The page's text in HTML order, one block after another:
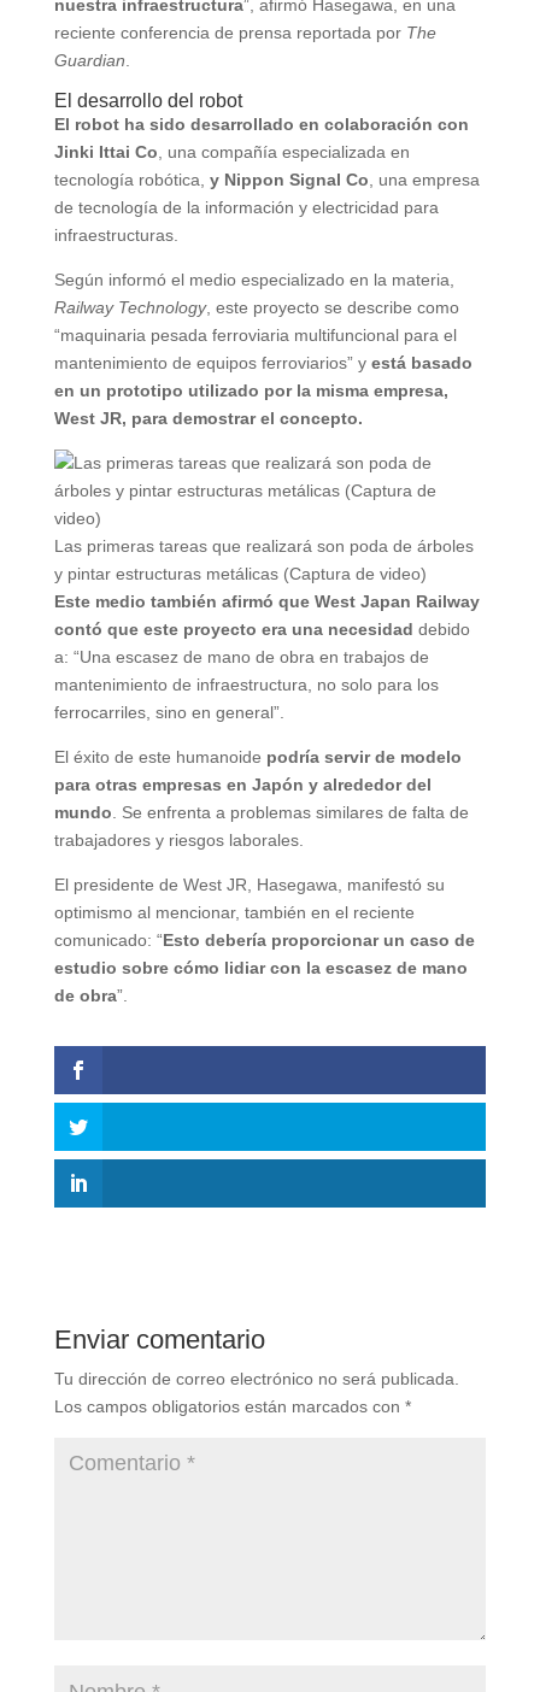
nuestra infraestructura”, afirmó Hasegawa, en una
reciente conferencia de prensa reportada por The
Guardian
El desarrollo del robot
El robot ha sido desarrollado en colaboración con
Jinki Ittai Co , una compañía especializada en
tecnología robótica, y Nippon Signal Co , una empresa
de tecnología de la información y electricidad para
infraestructuras.
Según informó el medio especializado en la materia,
Railway Technology, este proyecto se describe como
“maquinaria pesada ferroviaria multifuncional para el
mantenimiento de equipos ferroviarios” y está basado
en un prototipo utilizado por la misma empresa,
West JR, para demostrar el concepto.
Las primeras tareas que realizará son poda de árboles
y pintar estructuras metálicas (Captura de video)
Este medio también afirmó que West Japan Railway
contó que este proyecto era una necesidad debido
a: “Una escasez de mano de obra en trabajos de
mantenimiento de infraestructura, no solo para los
ferrocarriles, sino en general”.
El éxito de este humanoide podría servir de modelo
para otras empresas en Japón y alrededor del
mundo . Se enfrenta a problemas similares de falta de
trabajadores y riesgos laborales.
El presidente de West JR, Hasegawa, manifestó su
optimismo al mencionar, también en el reciente
comunicado: “Esto debería proporcionar un caso de
estudio sobre cómo lidiar con la escasez de mano
de obra”.
Enviar comentario
Tu dirección de correo electrónico no será publicada.
Los campos obligatorios están marcados con *